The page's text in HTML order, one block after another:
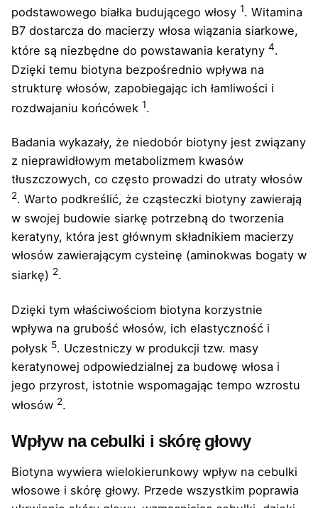
podstawowego białka budującego włosy 1. Witamina
B7 dostarcza do macierzy włosa wiązania siarkowe,
które są niezbędne do powstawania keratyny 4.
Dzięki temu biotyna bezpośrednio wpływa na
strukturę włosów, zapobiegając ich łamliwości i
rozdwajaniu końcówek 1.
Badania wykazały, że niedobór biotyny jest związany
z nieprawidłowym metabolizmem kwasów
tłuszczowych, co często prowadzi do utraty włosów
2. Warto podkreślić, że cząsteczki biotyny zawierają
w swojej budowie siarkę potrzebną do tworzenia
keratyny, która jest głównym składnikiem macierzy
włosów zawierającym cysteinę (aminokwas bogaty w
siarkę) 2.
Dzięki tym właściwościom biotyna korzystnie
wpływa na grubość włosów, ich elastyczność i
połysk 5. Uczestniczy w produkcji tzw. masy
keratynowej odpowiedzialnej za budowę włosa i
jego przyrost, istotnie wspomagając tempo wzrostu
włosów 2.
Wpływ na cebulki i skórę głowy
Biotyna wywiera wielokierunkowy wpływ na cebulki
włosowe i skórę głowy. Przede wszystkim poprawia